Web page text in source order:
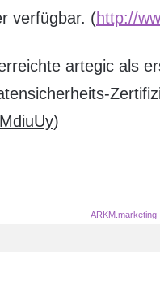
verfügbar. (http://
artegic als
)
ARKM.marketing